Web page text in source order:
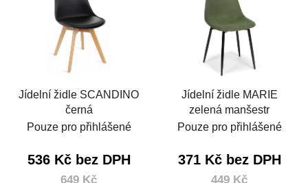
Jídelní židle SCANDINO
černá
Pouze pro přihlášené
536 Kč bez DPH
649 Kč
Jídelní židle MARIE
zelená manšestr
Pouze pro přihlášené
371 Kč bez DPH
449 Kč